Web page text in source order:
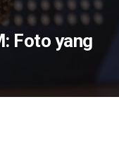
Foto yang